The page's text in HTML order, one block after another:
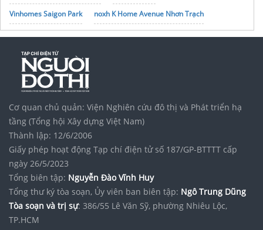
Vinhomes Saigon Park
noxh K Home Avenue Nhơn Trạch
Tập đoàn Bcons Group
Cơ quan chủ quản: Viện Nghiên cứu đô thị và Phát triển hạ
tầng (Tổng hội Xây dựng Việt Nam)
Thành lập: 12/6/2006
Giấy phép hoạt động Tạp chí điện tử số 187/GP-BTTTT cấp
ngày 26/5/2023
Tổng biên tập: Nguyễn Đào Vĩnh Huy
Tổng thư ký tòa soạn, Ủy viên ban biên tập: Ngô Trung Dũng
Tòa soạn và trị sự: 386/55 Lê Văn Sỹ, phường Nhiêu Lộc,
TP.HCM